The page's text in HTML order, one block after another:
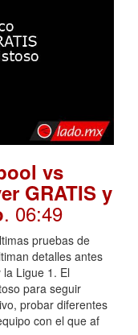
vs
GRATIS y
. 06:49
pruebas de
detalles antes
Ligue 1. El
para seguir
probar diferentes
con el que af